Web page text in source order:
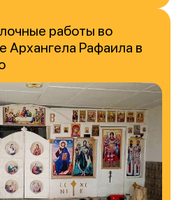
работы во
Архангела Рафаила в